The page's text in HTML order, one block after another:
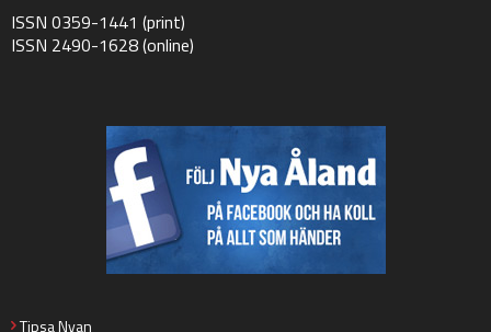
ISSN 0359-1441 (print)
ISSN 2490-1628 (online)
Tipsa Nyan